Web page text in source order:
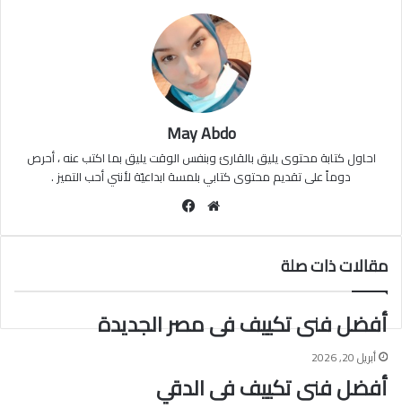
May Abdo
احاول كتابة محتوى يليق بالقارئ وبنفس الوقت يليق بما اكتب عنه ، أحرص
دوماً على تقديم محتوى كتابي بلمسة ابداعيّة لأنني أحب التميز .
موقع
مقالات ذات صلة
أفضل فنى تكييف فى مصر الجديدة
أبريل 20, 2026
أفضل فنى تكييف فى الدقي